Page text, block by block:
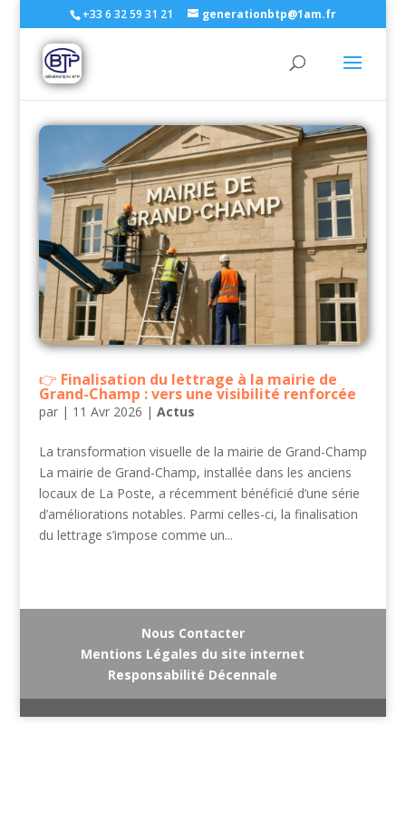
+33 6 32 59 31 21 generationbtp@1am.fr
Finalisation du lettrage à la mairie de
Grand-Champ : vers une visibilité renforcée
par | 11 Avr 2026 | Actus
La transformation visuelle de la mairie de Grand-Champ
La mairie de Grand-Champ, installée dans les anciens
locaux de La Poste, a récemment bénéficié d’une série
d’améliorations notables. Parmi celles-ci, la finalisation
du lettrage s’impose comme un...
Nous Contacter
Mentions Légales du site internet
Responsabilité Décennale